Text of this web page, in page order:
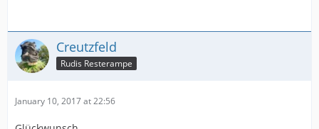
Creutzfeld
Rudis Resterampe
January 10, 2017 at 22:56